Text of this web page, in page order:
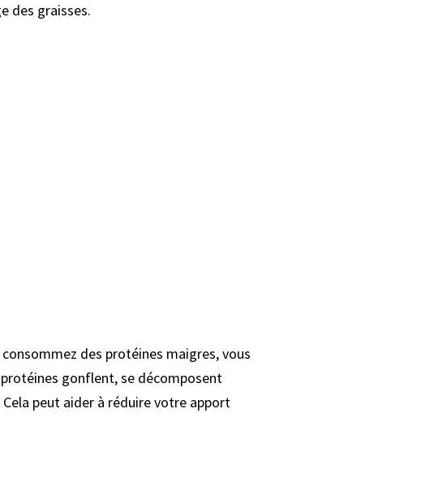
des graisses.
des protéines maigres, vous
gonflent, se décomposent
peut aider à réduire votre apport